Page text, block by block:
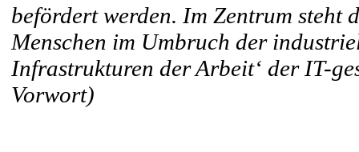
befördert werden. Im Zentrum steht
Menschen im Umbruch der
Infrastrukturen der Arbeit‘ der IT-
Vorwort)